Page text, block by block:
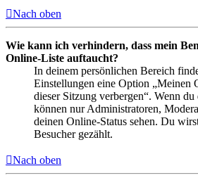
Nach oben
Wie kann ich verhindern, dass mein
Online-Liste auftaucht?
In deinem persönlichen Bereich
Einstellungen eine Option „Meinen
dieser Sitzung verbergen“. Wenn
können nur Administratoren,
deinen Online-Status sehen. Du
Besucher gezählt.
Nach oben